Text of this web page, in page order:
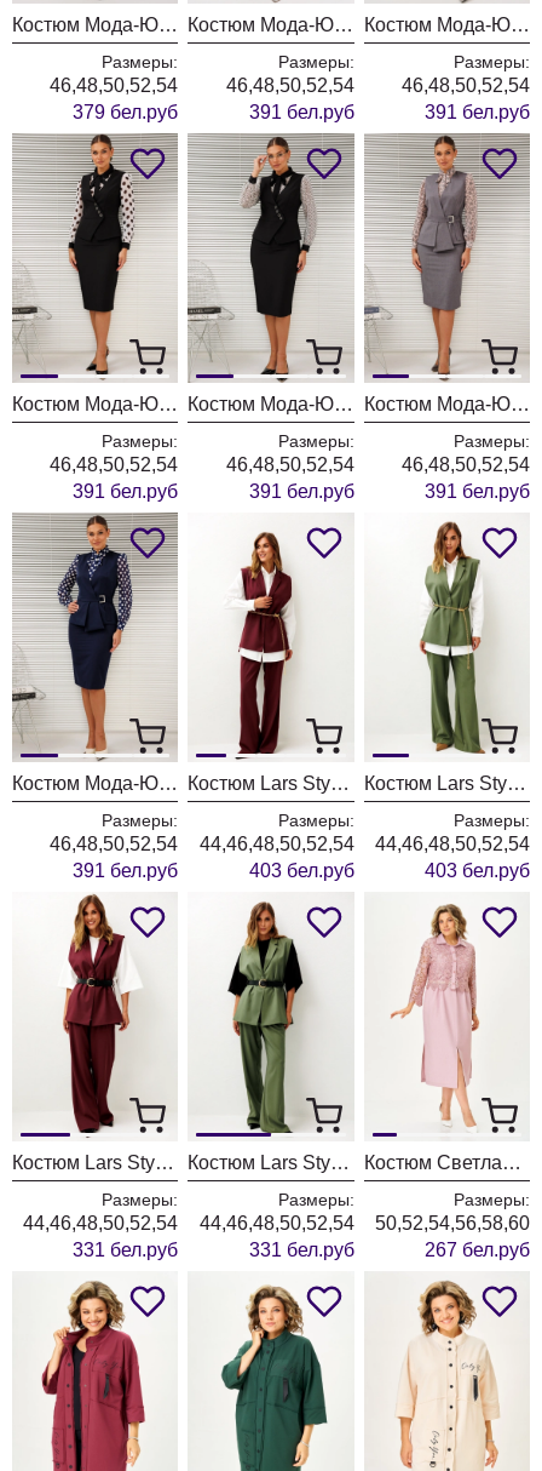
Костюм Мода-Юрс 26-2935 горчица
Размеры:
46,48,50,52,54
379 бел.руб
Костюм Мода-Юрс 26-2766 пыльно-синий
Размеры:
46,48,50,52,54
391 бел.руб
Костюм Мода-Юрс 26-2766 черный + мелкий горох
Размеры:
46,48,50,52,54
391 бел.руб
Костюм Мода-Юрс 26-2766 черный + крупный горох
Размеры:
46,48,50,52,54
391 бел.руб
Костюм Мода-Юрс 26-2766 черный + цветы
Размеры:
46,48,50,52,54
391 бел.руб
Костюм Мода-Юрс 26-2538 серый + цветы
Размеры:
46,48,50,52,54
391 бел.руб
Костюм Мода-Юрс 26-2538 синий + крупный горох
Размеры:
46,48,50,52,54
391 бел.руб
Костюм Lars Style 1246 оттенки бордо+молочного
Размеры:
44,46,48,50,52,54
403 бел.руб
Костюм Lars Style 1246/1 оттенки хвои+молочного
Размеры:
44,46,48,50,52,54
403 бел.руб
Костюм Lars Style 1247 оттенки бордо
Размеры:
44,46,48,50,52,54
331 бел.руб
Костюм Lars Style 1247/1 оттенки хвои
Размеры:
44,46,48,50,52,54
331 бел.руб
Костюм Светлана-Стиль 2380 розовый
Размеры:
50,52,54,56,58,60
267 бел.руб